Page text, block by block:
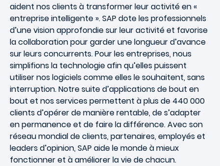
aident nos clients à transformer leur activité en «
entreprise intelligente ». SAP dote les professionnels
d’une vision approfondie sur leur activité et favorise
la collaboration pour garder une longueur d’avance
sur leurs concurrents. Pour les entreprises, nous
simplifions la technologie afin qu’elles puissent
utiliser nos logiciels comme elles le souhaitent, sans
interruption. Notre suite d’applications de bout en
bout et nos services permettent à plus de 440 000
clients d’opérer de manière rentable, de s’adapter
en permanence et de faire la différence. Avec son
réseau mondial de clients, partenaires, employés et
leaders d’opinion, SAP aide le monde à mieux
fonctionner et à améliorer la vie de chacun.